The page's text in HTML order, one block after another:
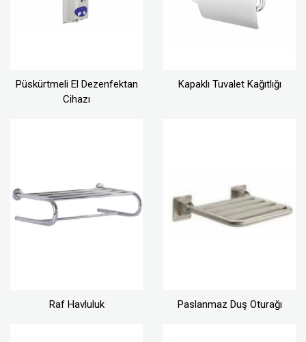
Püskürtmeli El Dezenfektan
Cihazı
Kapaklı Tuvalet Kağıtlığı
Raf Havluluk Paslanmaz Duş Oturağı